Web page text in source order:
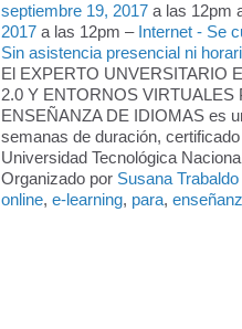
septiembre 19, 2017 a las 12pm
2017 a las 12pm – Internet - Se
Sin asistencia presencial ni
El EXPERTO UNVERSITARIO
2.0 Y ENTORNOS VIRTUALES
ENSEÑANZA DE IDIOMAS es
semanas de duración,
Universidad Tecnológica
Organizado por Susana Trabaldo
online, e-learning, para,